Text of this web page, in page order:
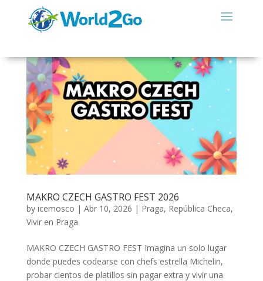
MAKRO CZECH GASTRO FEST 2026
by icemosco | Abr 10, 2026 | Praga, República Checa,
Vivir en Praga
MAKRO CZECH GASTRO FEST Imagina un solo lugar
donde puedes codearse con chefs estrella Michelin,
probar cientos de platillos sin pagar extra y vivir una